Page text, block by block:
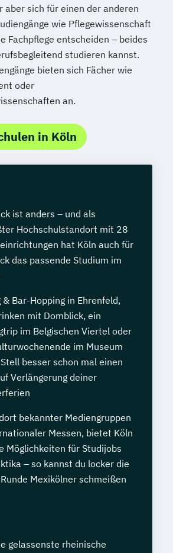
aber sich für einen der anderen
wie Pflegewissenschaft
Fachpflege entscheiden – beides
studieren kannst.
bieten sich Fächer wie
oder
an.
in Köln
ist anders – und als
Hochschulstandort mit 28
hat Köln auch für
das passende Studium im
& Bar-Hopping in Ehrenfeld,
mit Domblick, ein
im Belgischen Viertel oder
im Museum
besser schon mal einen
Verlängerung deiner
bekannter Mediengruppen
Messen, bietet Köln
Möglichkeiten für Studijobs
– so kannst du locker die
Mexikölner schmeißen
gelassenste rheinische